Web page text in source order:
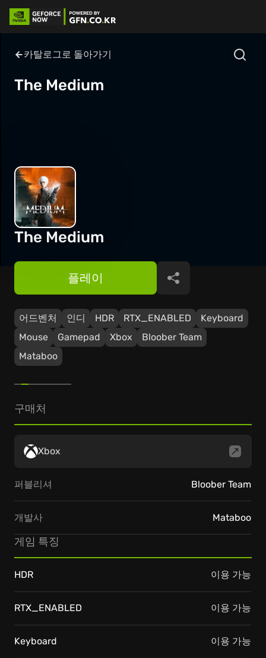
카탈로그로 돌아가기
The Medium
The Medium
어드벤처 인디 HDR RTX_ENABLED
Keyboard
Mouse
Gamepad Xbox
Bloober Team
Mataboo
플레이 공유
구매처
Xbox
퍼블리셔 Bloober Team
개발사 Mataboo
게임 특징
HDR 이용 가능
RTX_ENABLED 이용 가능
Keyboard 이용 가능